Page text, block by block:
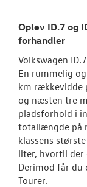
Oplev ID.7 og
forhandler
Volkswagen
En rummelig
km rækkevidde
og næsten tre
pladsforhold i
totallængde på
klassens
liter, hvortil der
Derimod får du
Tourer.